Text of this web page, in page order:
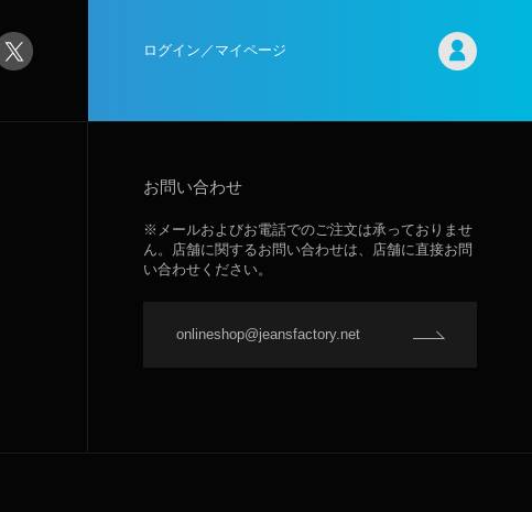
ログイン／マイページ
お問い合わせ
※メールおよびお電話でのご注文は承っておりませ
ん。店舗に関するお問い合わせは、店舗に直接お問
い合わせください。
onlineshop@jeansfactory.net